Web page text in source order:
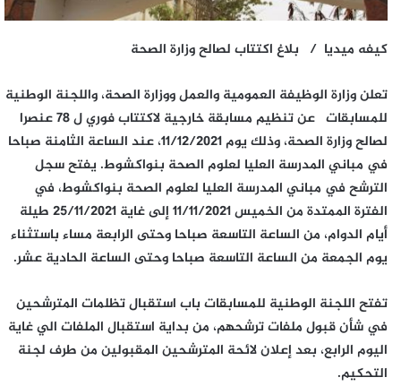
كيفه ميديا / بلاغ اكتتاب لصالح وزارة الصحة
تعلن وزارة الوظيفة العمومية والعمل ووزارة الصحة، واللجنة الوطنية
للمسابقات عن تنظيم مسابقة خارجية لاكتتاب فوري ل 78 عنصرا
لصالح وزارة الصحة، وذلك يوم 11/12/2021، عند الساعة الثامنة صباحا
في مباني المدرسة العليا لعلوم الصحة بنواكشوط. يفتح سجل
الترشح في مباني المدرسة العليا لعلوم الصحة بنواكشوط، في
الفترة الممتدة من الخميس 11/11/2021 إلى غاية 25/11/2021 طيلة
أيام الدوام، من الساعة التاسعة صباحا وحتى الرابعة مساء باستثناء
يوم الجمعة من الساعة التاسعة صباحا وحتى الساعة الحادية عشر.
تفتح اللجنة الوطنية للمسابقات باب استقبال تظلمات المترشحين
في شأن قبول ملفات ترشحهم، من بداية استقبال الملفات الي غاية
اليوم الرابع، بعد إعلان لائحة المترشحين المقبولين من طرف لجنة
التحكيم.